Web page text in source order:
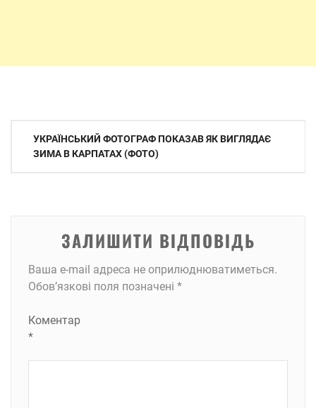
Навігація
записів
УКРАЇНСЬКИЙ ФОТОГРАФ ПОКАЗАВ ЯК ВИГЛЯДАЄ
ЗИМА В КАРПАТАХ (ФОТО)
ЗАЛИШИТИ ВІДПОВІДЬ
Ваша e-mail адреса не оприлюднюватиметься.
Обов’язкові поля позначені *
Коментар
*